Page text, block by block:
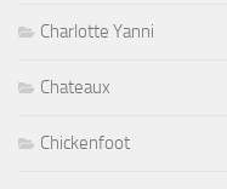
Charlotte Yanni
Chateaux
Chickenfoot